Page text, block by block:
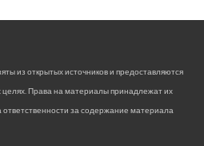
из открытых источников и предоставляются
Права на материалы принадлежат их
за содержание материала